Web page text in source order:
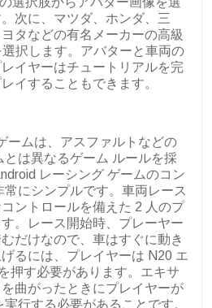
次に、マツダ、ホンダ、三
タなどの有名メーカーの高級
択します。アバターと車両の
イヤーはチュートリアルを完
イすることもできます。
ームは、アスファルトなどの
は異なるゲーム ルールを採
レーシング ゲームのコン
常にシンプルです。車両レース
ントロールを備えた 2 人のプ
。レース開始時、プレーヤー
だけなので、車はすぐに動き
るには、プレイヤーは N20 エ
押す必要があります。エキサ
曲がったときにプレイヤーが
行する必要があることです。